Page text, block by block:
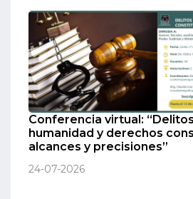
Conferencia virtual:
humanidad y derechos
alcances y precisiones”
24-07-2026